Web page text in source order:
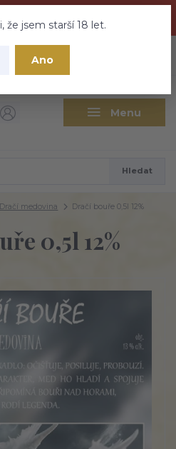
vše a ještě mnohem víc
že jsem starší 18 let.
Ano
Menu
CZK
Hledat
Dračí medovina Dračí bouře 0,5l 12%
0,5l 12%